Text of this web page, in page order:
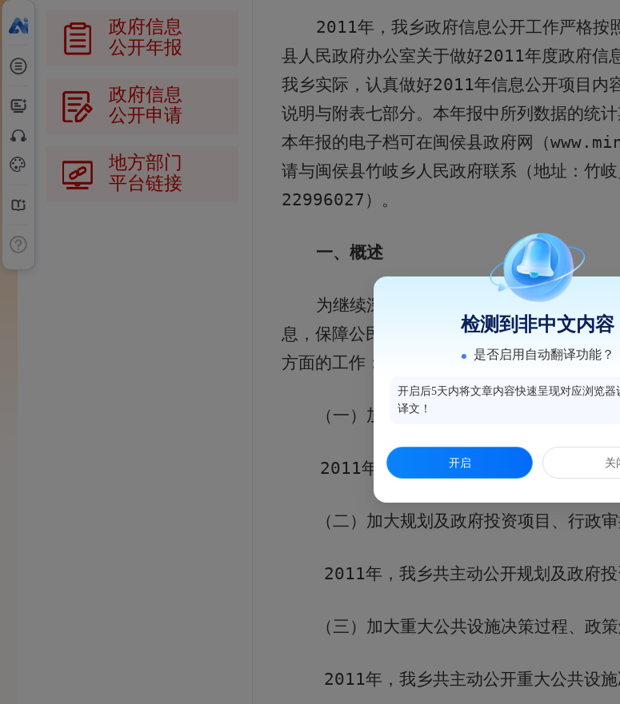
政府信息
公开年报
政府信息
公开申请
地方部门
平台链接
2011年，我乡政府信息公开工作严格按
县人民政府办公室关于做好2011年度政府信
我乡实际，认真做好2011年信息公开项目内
说明与附表七部分。本年报中所列数据的统计
本年报的电子档可在闽侯县政府网（
请与闽侯县竹岐乡人民政府联系（地址：竹
22996027 ）。
一、概述
为继续深入贯彻落实《中华人民共和国
息，保障公民知情权、参与权和监督权，为
方面的工作：
（一）加大财政性资金和社会公共资金公
2011年，我乡共主动公开财政资金类信
（二）加大规划及政府投资项目、行政
2011年，我乡共主动公开规划及政府
（三）加大重大公共设施决策过程、政
2011年，我乡共主动公开重大公共设
检测到非中文内容
是否启用自动翻译功能？
开启后5天内将文章内容快速呈现对应浏览器
译文！
开启 关